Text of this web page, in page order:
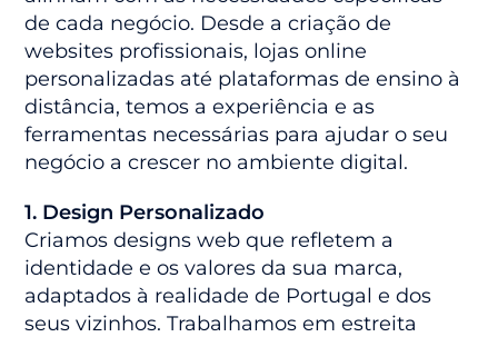
de cada negócio. Desde a criação de
websites profissionais, lojas online
personalizadas até plataformas de ensino à
distância, temos a experiência e as
ferramentas necessárias para ajudar o seu
negócio a crescer no ambiente digital.
1. Design Personalizado
Criamos designs web que refletem a
identidade e os valores da sua marca,
adaptados à realidade de Portugal e dos
seus vizinhos. Trabalhamos em estreita